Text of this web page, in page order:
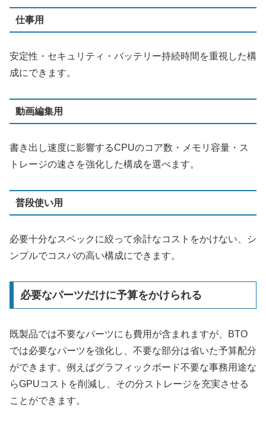
仕事用
安定性・セキュリティ・バッテリー持続時間を重視した構
成にできます。
動画編集用
書き出し速度に影響するCPUのコア数・メモリ容量・ス
トレージの速さを強化した構成を選べます。
普段使い用
必要十分なスペックに絞って余計なコストをかけない、シ
ンプルでコスパの高い構成にできます。
必要なパーツだけに予算をかけられる
既製品では不要なパーツにも費用が含まれますが、BTO
では必要なパーツを強化し、不要な部分は省いた予算配分
ができます。例えばグラフィックボード不要な事務用途な
らGPUコストを削減し、その分ストレージを充実させる
ことができます。